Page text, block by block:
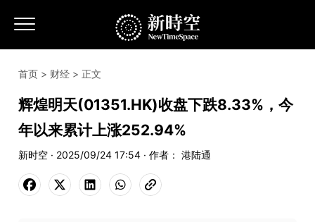
首页 > 财经 > 正文
辉煌明天(01351.HK)收盘下跌8.33%，今
年以来累计上涨252.94%
新时空 · 2025/09/24 17:54 · 作者： 港陆通